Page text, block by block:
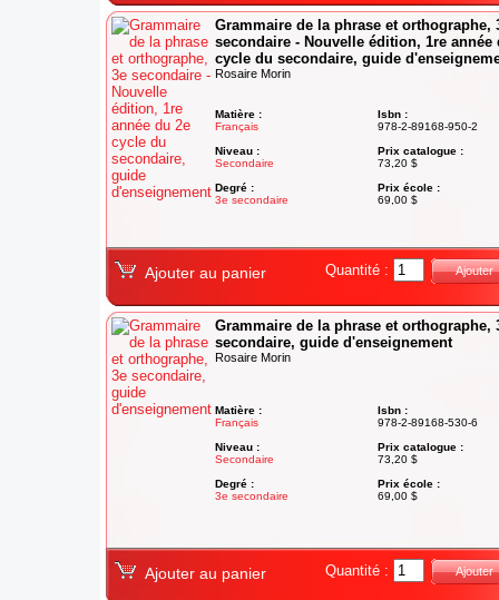
Grammaire de la phrase et orthographe,
secondaire - Nouvelle édition, 1re année
cycle du secondaire, guide
Rosaire Morin
Matière :
Français
Niveau :
Secondaire
Degré :
3e secondaire
Isbn :
978-2-89168-950-2
Prix catalogue :
73,20 $
Prix école :
69,00 $
Ajouter au panier Quantité : Ajouter
Grammaire de la phrase et orthographe,
secondaire, guide d'enseignement
Rosaire Morin
Matière :
Français
Niveau :
Secondaire
Degré :
3e secondaire
Isbn :
978-2-89168-530-6
Prix catalogue :
73,20 $
Prix école :
69,00 $
Ajouter au panier Quantité : Ajouter